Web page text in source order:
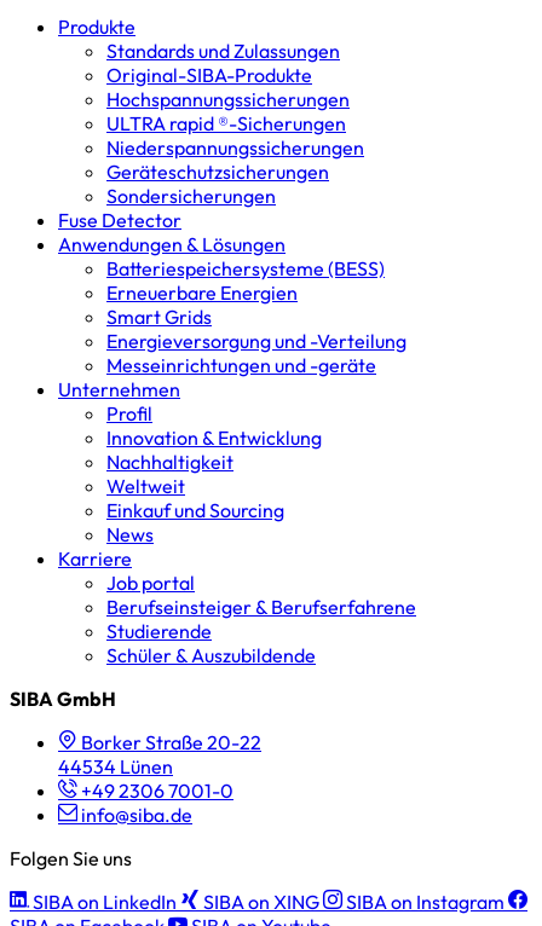
Produkte
Standards und Zulassungen
Original-SIBA-Produkte
Hochspannungs­sicherungen
ULTRA rapid ®-Sicherungen
Niederspannungs­sicherungen
Geräteschutz­sicherungen
Sondersicherungen
Fuse Detector
Anwendungen & Lösungen
Batterie­speicher­systeme (BESS)
Erneuerbare Energien
Smart Grids
Energieversorgung und -Verteilung
Messeinrichtungen und -geräte
Unternehmen
Profil
Innovation & Entwicklung
Nachhaltigkeit
Weltweit
Einkauf und Sourcing
News
Karriere
Job portal
Berufseinsteiger & Berufserfahrene
Studierende
Schüler & Auszubildende
SIBA GmbH
Borker Straße 20-22
44534 Lünen
+49 2306 7001-0
info@siba.de
Folgen Sie uns
SIBA on LinkedIn
SIBA on XING
SIBA on Instagram